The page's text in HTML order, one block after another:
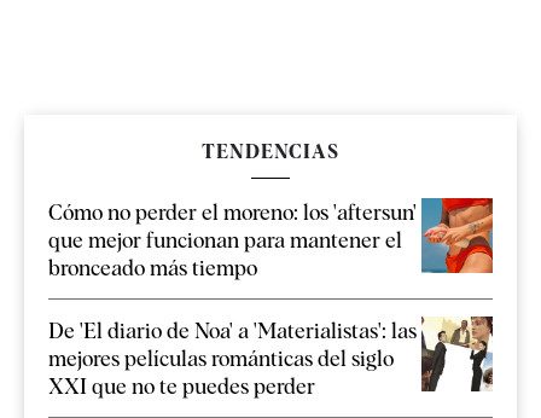
TENDENCIAS
Cómo no perder el moreno: los 'aftersun'
que mejor funcionan para mantener el
bronceado más tiempo
De 'El diario de Noa' a 'Materialistas': las
mejores películas románticas del siglo
XXI que no te puedes perder